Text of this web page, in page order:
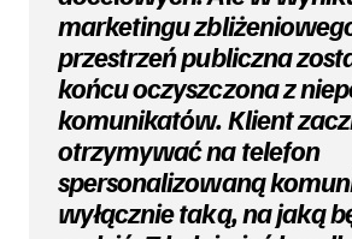
marketingu
przestrzeń publiczna
końcu oczyszczona z
komunikatów. Klient
otrzymywać na telefon
spersonalizowaną
wyłącznie taką, na jaką